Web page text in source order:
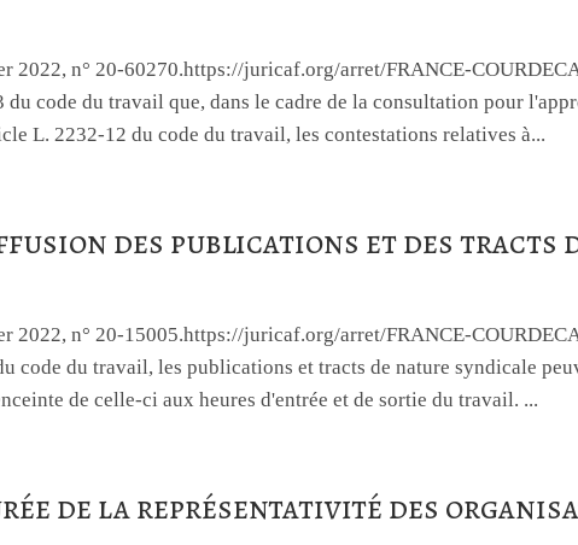
2022, n° 20-60270.https://juricaf.org/arret/FRANCE-
du code du travail que, dans le cadre de la consultation pour
L. 2232-12 du code du travail, les contestations relatives à...
des publications et des tracts
2022, n° 20-15005.https://juricaf.org/arret/FRANCE-
code du travail, les publications et tracts de nature syndicale
de celle-ci aux heures d'entrée et de sortie du travail. ...
de la représentativité des